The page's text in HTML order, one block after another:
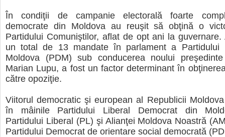
În condiţii de campanie electorală foarte
democrate din Moldova au reuşit să obţină o
Partidului Comuniştilor, aflat de opt ani la guvernare.
un total de 13 mandate în parlament a Partidului
Moldova (PDM) sub conducerea noului
Marian Lupu, a fost un factor determinant în
către opoziţie.
Viitorul democratic şi european al Republicii
în mâinile Partidului Liberal Democrat din
Partidului Liberal (PL) şi Alianţei Moldova Noastră
Partidului Democrat de orientare social democrată